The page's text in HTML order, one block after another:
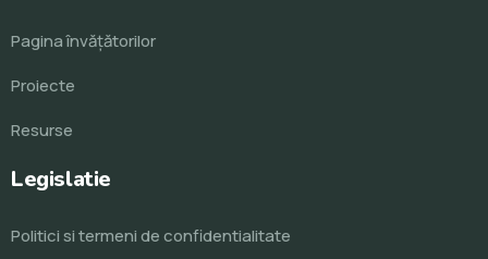
Pagina învăţătorilor
Proiecte
Resurse
Legislatie
Politici si termeni de confidentialitate